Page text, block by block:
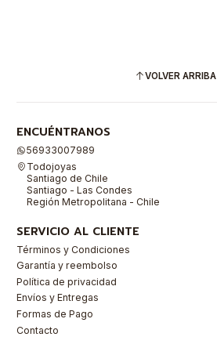
VOLVER ARRIBA
ENCUÉNTRANOS
56933007989
Todojoyas
Santiago de Chile
Santiago - Las Condes
Región Metropolitana - Chile
SERVICIO AL CLIENTE
Términos y Condiciones
Garantía y reembolso
Política de privacidad
Envíos y Entregas
Formas de Pago
Contacto